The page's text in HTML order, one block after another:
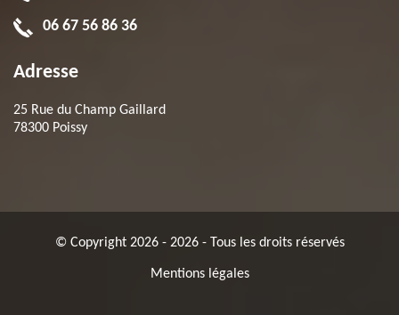
06 67 56 86 36
Adresse
25 Rue du Champ Gaillard
78300 Poissy
© Copyright 2026 - 2026 - Tous les droits réservés
Mentions légales